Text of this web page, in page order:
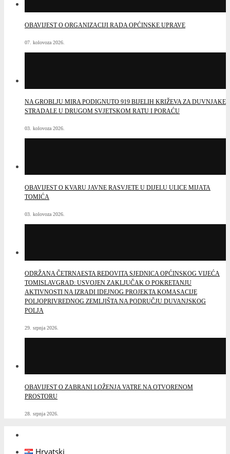
OBAVIJEST O ORGANIZACIJI RADA OPĆINSKE UPRAVE
07. kolovoza 2026.
NA GROBLJU MIRA PODIGNUTO 919 BIJELIH KRIŽEVA ZA DUVNJAKE
STRADALE U DRUGOM SVJETSKOM RATU I PORAĆU
03. kolovoza 2026.
OBAVIJEST O KVARU JAVNE RASVJETE U DIJELU ULICE MIJATA
TOMIĆA
03. kolovoza 2026.
ODRŽANA ČETRNAESTA REDOVITA SJEDNICA OPĆINSKOG VIJEĆA
TOMISLAVGRAD: USVOJEN ZAKLJUČAK O POKRETANJU
AKTIVNOSTI NA IZRADI IDEJNOG PROJEKTA KOMASACIJE
POLJOPRIVREDNOG ZEMLJIŠTA NA PODRUČJU DUVANJSKOG
POLJA
29. srpnja 2026.
OBAVIJEST O ZABRANI LOŽENJA VATRE NA OTVORENOM
PROSTORU
28. srpnja 2026.
Hrvatski